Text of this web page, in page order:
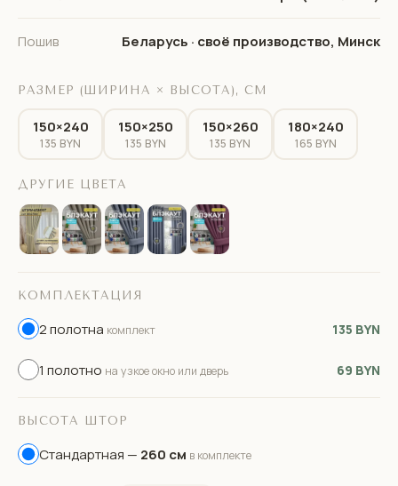
Пошив Беларусь · своё производство, Минск
РАЗМЕР (ШИРИНА × ВЫСОТА), СМ
150×240
135 BYN
150×250
135 BYN
150×260
135 BYN
180×240
165 BYN
ДРУГИЕ ЦВЕТА
КОМПЛЕКТАЦИЯ
2 полотна комплект 135 BYN
1 полотно на узкое окно или дверь 69 BYN
ВЫСОТА ШТОР
Стандартная — 260 см в комплекте